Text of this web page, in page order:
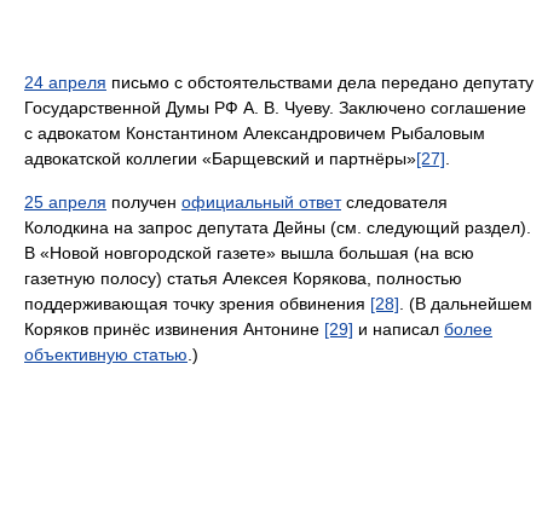
24 апреля письмо с обстоятельствами дела передано депутату
Государственной Думы РФ А. В. Чуеву. Заключено соглашение
с адвокатом Константином Александровичем Рыбаловым
адвокатской коллегии «Барщевский и партнёры»[27]
25 апреля получен официальный ответследователя
Колодкина на запрос депутата Дейны (см. следующий раздел).
В «Новой новгородской газете» вышла большая (на всю
газетную полосу) статья Алексея Корякова, полностью
поддерживающая точку зрения обвинения [28] . (В дальнейшем
Коряков принёс извинения Антонине [29] и написал более
объективную статью .)